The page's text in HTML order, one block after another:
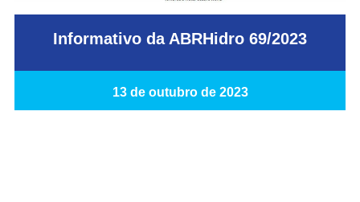
Informativo da ABRHidro 69/2023
13de outubro de 2023